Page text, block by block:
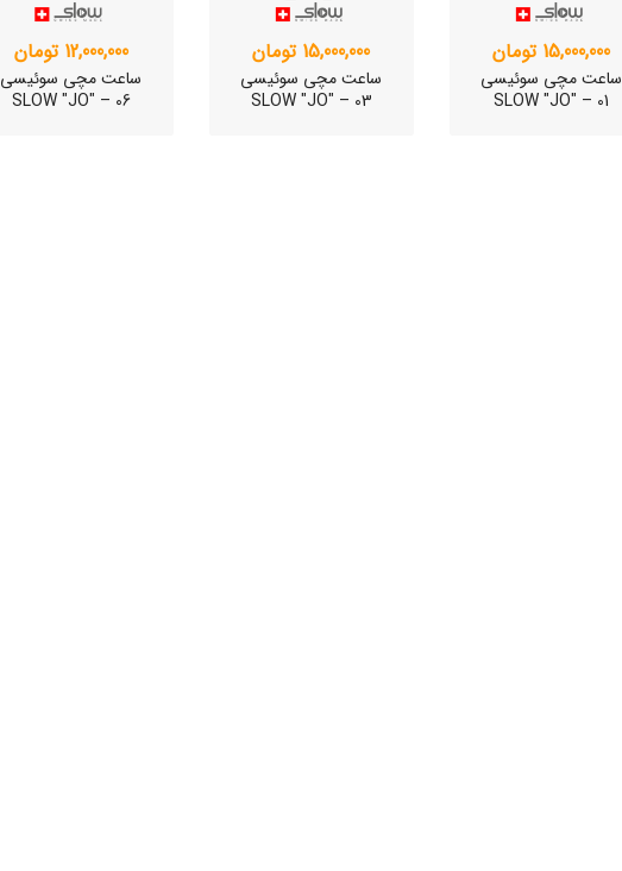
15,000,000 تومان
ساعت مچی سوئیسی
SLOW "JO" – 01
15,000,000 تومان
ساعت مچی سوئیسی
SLOW "JO" – 03
12,000,000 تومان
ساعت مچی سوئیسی
SLOW "JO" – 06